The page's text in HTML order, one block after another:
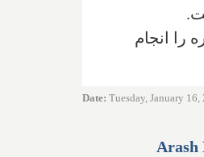
را انجام
Date: Tuesday, January
Arash